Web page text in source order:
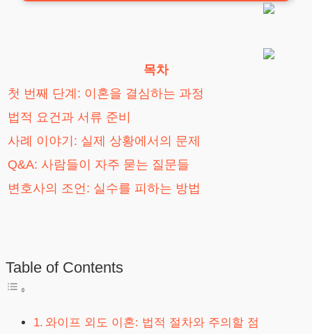
목차
첫 번째 단계: 이혼을 결심하는 과정
법적 요건과 서류 준비
사례 이야기: 실제 상황에서의 문제
Q&A: 사람들이 자주 묻는 질문들
변호사의 조언: 실수를 피하는 방법
Table of Contents
와이프 외도 이혼: 법적 절차와 주의할 점